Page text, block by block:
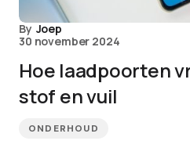
By Joep
30 november 2024
Hoe laadpoorten
stof en vuil
ONDERHOUD